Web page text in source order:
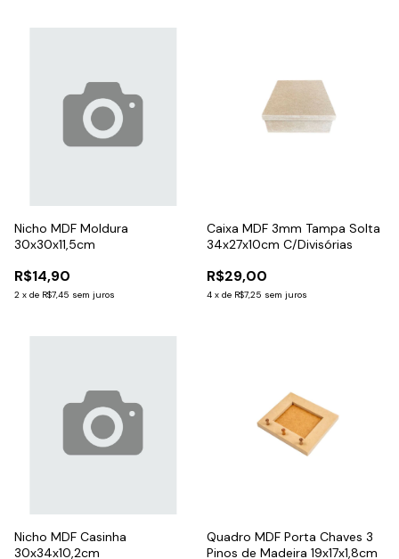
Nicho MDF Moldura
30x30x11,5cm
R$14,90
2 x de R$7,45 sem juros
Caixa MDF 3mm Tampa Solta
34x27x10cm C/Divisórias
R$29,00
4 x de R$7,25 sem juros
Nicho MDF Casinha
30x34x10,2cm
Quadro MDF Porta Chaves 3
Pinos de Madeira 19x17x1,8cm